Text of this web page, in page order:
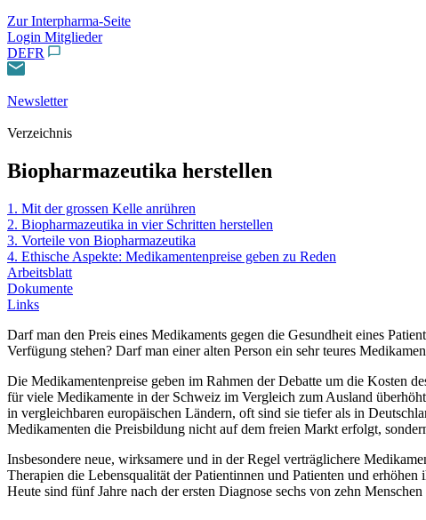
Zur Interpharma-Seite
Login Mitglieder
DEFR
Newsletter
Verzeichnis
Biopharmazeutika herstellen
1. Mit der grossen Kelle anrühren
2. Biopharmazeutika in vier Schritten herstellen
3. Vorteile von Biopharmazeutika
4. Ethische Aspekte: Medikamentenpreise geben zu Reden
Arbeitsblatt
Dokumente
Links
Darf man den Preis eines Medikaments gegen die Gesundheit eines
Verfügung stehen? Darf man einer alten Person ein sehr teures
Die Medikamentenpreise geben im Rahmen der Debatte um die Kosten
für viele Medikamente in der Schweiz im Vergleich zum Ausland
in vergleichbaren europäischen Ländern, oft sind sie tiefer als in
Medikamenten die Preisbildung nicht auf dem freien Markt erfolgt,
Insbesondere neue, wirksamere und in der Regel verträglichere
Therapien die Lebensqualität der Patientinnen und Patienten und
Heute sind fünf Jahre nach der ersten Diagnose sechs von zehn